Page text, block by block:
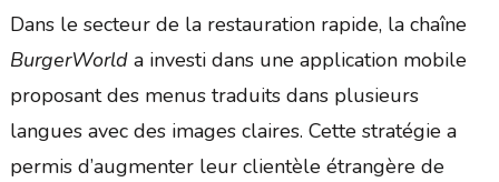
Dans le secteur de la restauration rapide, la chaîne
BurgerWorlda investi dans une application mobile
proposant des menus traduits dans plusieurs
langues avec des images claires. Cette stratégie a
permis d’augmenter leur clientèle étrangère de